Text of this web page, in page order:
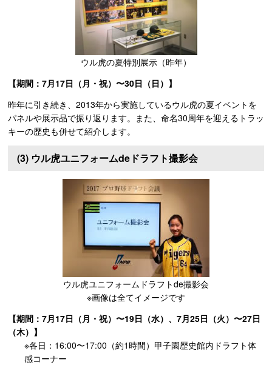
ウル虎の夏特別展示（昨年）
【期間：7月17日（月・祝）〜30日（日）】
昨年に引き続き、2013年から実施しているウル虎の夏イベントを
パネルや展示品で振り返ります。また、命名30周年を迎えるトラッ
キーの歴史も併せて紹介します。
(3) ウル虎ユニフォームdeドラフト撮影会
ウル虎ユニフォームドラフトde撮影会
※画像は全てイメージです
【期間：7月17日（月・祝）〜19日（水）、7月25日（火）〜27日
（木）】
※各日：16:00〜17:00（約1時間）甲子園歴史館内ドラフト体
感コーナー